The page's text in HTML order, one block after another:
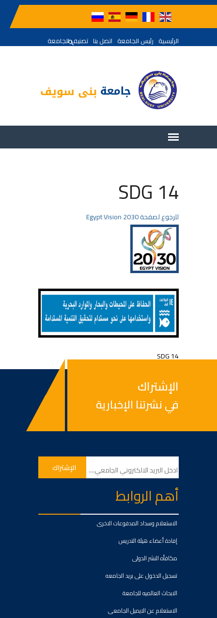
الرئيسية رئيس الجامعة اتصل بنا تصنيف الجامعة
SDG 14
للرجوع لصفحة Egypt Vision 2030
SDG 14
الإشتراك
في نشرتنا الإخبارية
أهم الروابط
الاستعلام وسداد المدفوعات الاخرى
إفادة أعضاء هيئة التدريس
مكافأه النشر الدولى
تسجيل الدخول على بريد الجامعه
الابحاث العالميه للجامعة
الاستعلام عن الايميل الجامعى